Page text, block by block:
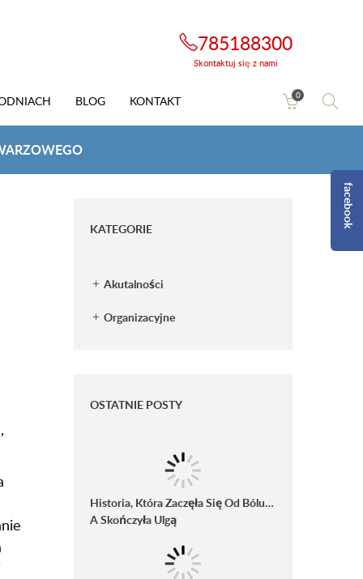
facebook
785188300
Skontaktuj się z nami
BLOG KONTAKT 0
KATEGORIE
Akutalności
Organizacyjne
OSTATNIE POSTY
Historia, Która Zaczęła Się Od Bólu…
A Skończyła Ulgą